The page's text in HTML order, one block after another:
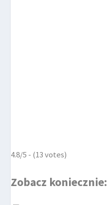
4.8/5 - (13 votes)
Zobacz koniecznie: